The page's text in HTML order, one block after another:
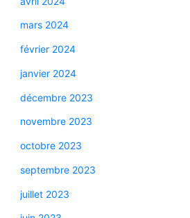
mars 2024
février 2024
janvier 2024
décembre 2023
novembre 2023
octobre 2023
septembre 2023
juillet 2023